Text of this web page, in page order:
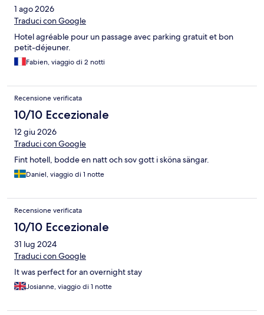
1 ago 2026
Traduci con Google
Hotel agréable pour un passage avec parking gratuit et bon
petit-déjeuner.
Fabien, viaggio di 2 notti
Recensione verificata
10/10 Eccezionale
12 giu 2026
Traduci con Google
Fint hotell, bodde en natt och sov gott i sköna sängar.
Daniel, viaggio di 1 notte
Recensione verificata
10/10 Eccezionale
31 lug 2024
Traduci con Google
It was perfect for an overnight stay
Josianne, viaggio di 1 notte